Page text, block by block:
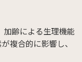
加齢による生理機能
複合的に影響し、